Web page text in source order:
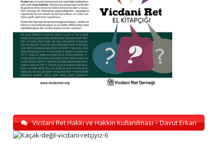
Vicdani Ret Hakkı ve Hakkın Kullanılması – Davut Erkan